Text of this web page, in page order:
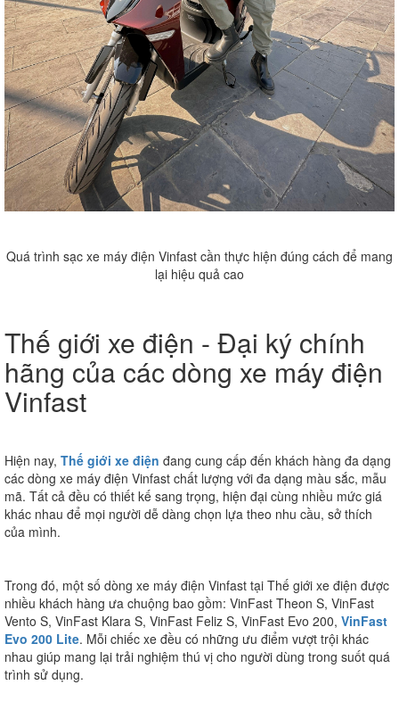
Quá trình sạc xe máy điện Vinfast cần thực hiện đúng cách để mang
lại hiệu quả cao
Thế giới xe điện - Đại ký chính
hãng của các dòng xe máy điện
Vinfast
Hiện nay, Thế giới xe điện đang cung cấp đến khách hàng đa dạng
các dòng xe máy điện Vinfast chất lượng với đa dạng màu sắc, mẫu
mã. Tất cả đều có thiết kế sang trọng, hiện đại cùng nhiều mức giá
khác nhau để mọi người dễ dàng chọn lựa theo nhu cầu, sở thích
của mình.
Trong đó, một số dòng xe máy điện Vinfast tại Thế giới xe điện được
nhiều khách hàng ưa chuộng bao gồm: VinFast Theon S, VinFast
Vento S, VinFast Klara S, VinFast Feliz S, VinFast Evo 200, VinFast
Evo 200 Lite. Mỗi chiếc xe đều có những ưu điểm vượt trội khác
nhau giúp mang lại trải nghiệm thú vị cho người dùng trong suốt quá
trình sử dụng.